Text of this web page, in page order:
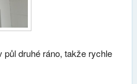
půl druhé ráno, takže rychle